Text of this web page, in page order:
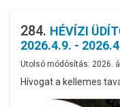
284. HÉVÍZI
2026.4.9. -
Utolsó módósítás: 2026.
Hívogat a kellemes